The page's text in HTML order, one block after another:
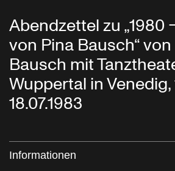
Abendzettel zu „1980
von Pina Bausch“
Bausch mit
Wuppertal in Venedig,
18.07.1983
Informationen